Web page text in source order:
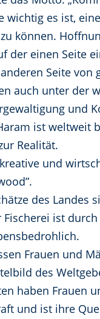
wichtig es ist,
können.
der einen Seite
Seite von
auch unter der
und
ist weltweit
Realität.
und
des Landes
Fischerei ist
Frauen und
des
haben Frauen
und ist ihre